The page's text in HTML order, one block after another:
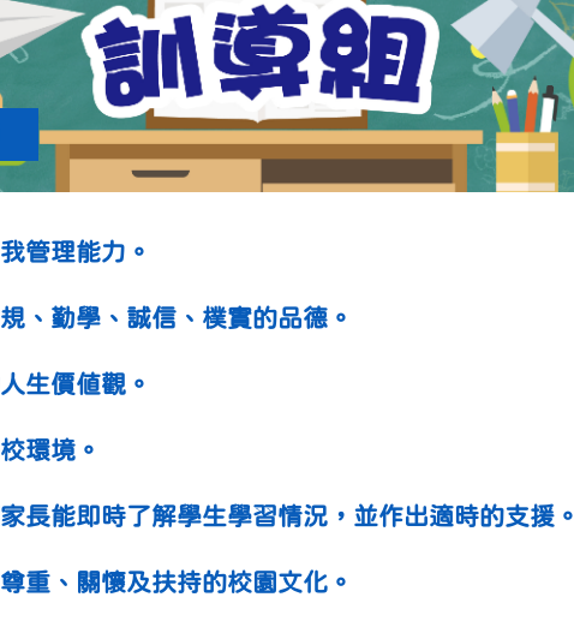
管理能力。
、勤學、誠信、樸實的品德。
生價值觀。
環境。
長能即時了解學生學習情況，並作出適時的支援。
重、關懷及扶持的校園文化。